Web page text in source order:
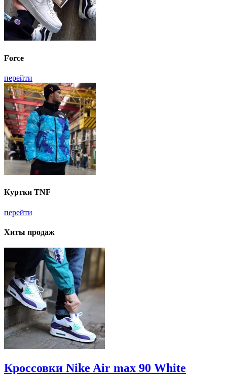
Force
перейти
Куртки TNF
перейти
Хиты продаж
Кроссовки Nike Air max 90 White